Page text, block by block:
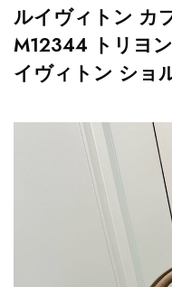
ルイヴィトン カ
M12344 トリヨ
イヴィトン ショ